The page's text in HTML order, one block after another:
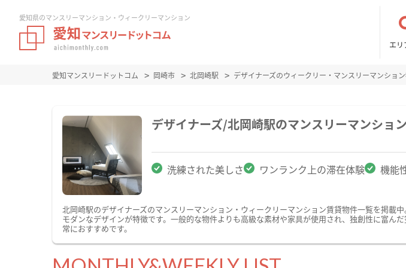
愛知県のマンスリーマンション・ウィークリーマンション
エリ
愛知マンスリードットコム 岡崎市 北岡崎駅 デザイナーズのウィークリー・マンスリーマンショ
デザイナーズ/北岡崎駅のマンスリーマンショ
洗練された美しさ ワンランク上の滞在体験 機能
北岡崎駅のデザイナーズのマンスリーマンション・ウィークリーマンション賃貸物件一覧を掲
モダンなデザインが特徴です。一般的な物件よりも高級な素材や家具が使用され、独創性に富
常におすすめです。